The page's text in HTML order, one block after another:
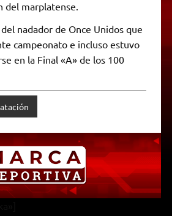
del marplatense.
nadador de Once Unidos que
campeonato e incluso estuvo
en la Final «A» de los 100